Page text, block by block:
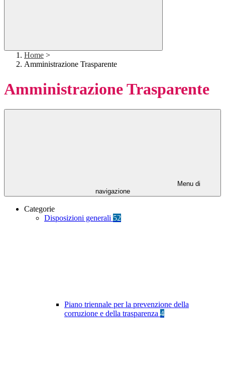
Home >
Amministrazione Trasparente
Amministrazione Trasparente
Menu di
navigazione
Categorie
Disposizioni generali 52
Piano triennale per la prevenzione della
corruzione e della trasparenza 4